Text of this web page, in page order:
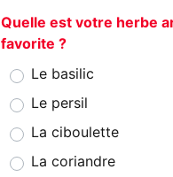
Quelle est votre herbe
favorite ?
Le basilic
Le persil
La ciboulette
La coriandre